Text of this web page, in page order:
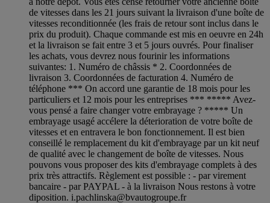
de vitesses dans les 21 jours suivant la livraison d'une boîte de
vitesses reconditionnée (les frais de retour sont inclus dans le
prix du produit). Chaque commande est mis en oeuvre en 24h
et la livraison se fait entre 3 et 5 jours ouvrés. Pour finaliser
les achats, vous devrez nous fourinir les informations
suivantes: 1. Numéro de châssis * 2. Coordonnées de
livraison 3. Coordonnées de facturation 4. Numéro de
téléphone *** On accord une garantie de 18 mois pour les
particuliers et 12 mois pour les entreprises *** ***** Avez-
vous pensé a faire changer votre embrayage ? ***** Un
embrayage usagé accélere la déterioration de votre boîte de
vitesses et en entravera le bon fonctionnement. Il est bien
conseillé le remplacement du kit d'embrayage par un kit neuf
de qualité avec le changement de boîte de vitesses. Nous
pouvons vous proposer des kits d'embrayage complets à des
prix très attractifs. Règlement est possible : - par virement
bancaire - par PAYPAL - à la livraison Nous restons à votre
diposition. i.pachlinska@bvautogroupe.fr